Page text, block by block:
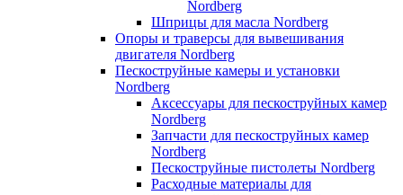
Nordberg
Шприцы для масла Nordberg
Опоры и траверсы для вывешивания
двигателя Nordberg
Пескоструйные камеры и установки
Nordberg
Аксессуары для пескоструйных камер
Nordberg
Запчасти для пескоструйных камер
Nordberg
Пескоструйные пистолеты Nordberg
Расходные материалы для